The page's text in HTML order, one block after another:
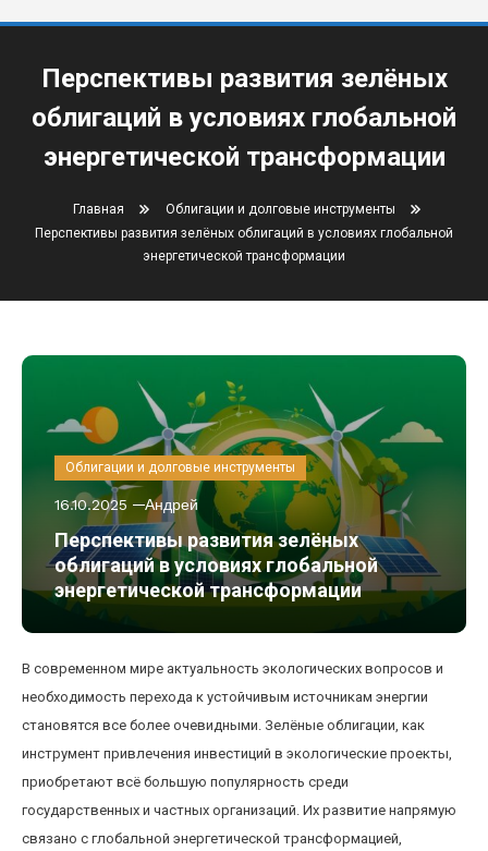
Перспективы развития зелёных
облигаций в условиях глобальной
энергетической трансформации
Главная
Облигации и долговые инструменты
Перспективы развития зелёных облигаций в условиях глобальной
энергетической трансформации
Облигации и долговые инструменты
16.10.2025 Андрей
Перспективы развития зелёных
облигаций в условиях глобальной
энергетической трансформации
В современном мире актуальность экологических вопросов и
необходимость перехода к устойчивым источникам энергии
становятся все более очевидными. Зелёные облигации, как
инструмент привлечения инвестиций в экологические проекты,
приобретают всё большую популярность среди
государственных и частных организаций. Их развитие напрямую
связано с глобальной энергетической трансформацией,